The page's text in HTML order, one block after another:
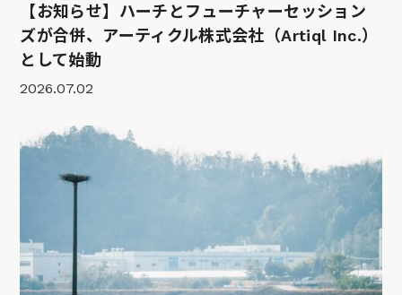
【お知らせ】ハーチとフューチャーセッション
ズが合併、アーティクル株式会社（Artiql Inc.）
として始動
2026.07.02